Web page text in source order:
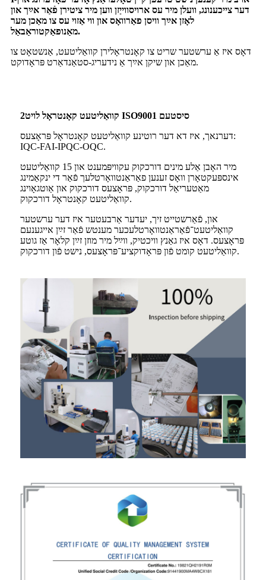
דער צייכענונג, וועלן מיר עס ארויסווייַזן ווען מיר ציטירן פֿאַר אײַך און
לאָזן אײַך וויסן פאַרוואָס און ווי אַזוי עס צו מאַכן מער
מאַנופאַקטוראַבאַל.
דאָס איז אַ ערשטער שריט צו קאָנטראָלירן קוואַליטעט, אַנשטאָט צו
מאַכן און שיקן אײַך אַ נידעריג-סטאַנדאַרט פּראָדוקט.
2
קוואַליטעט קאָנטראָל לויט ISO9001 סיסטעם
דערנאך, איז דא דער רוטינע קוואַליטעט קאָנטראָל פּראָצעס:
IQC-FAI-IPQC-OQC.
מיר האָבן אַלע מינים דורכקוק עקוויפּמענט און 15 קוואַליטעט
אינספּעקטאָרן וואָס זענען פאַראַנטוואָרטלעך פֿאַר די ינקאַמינג
מאַטעריאַל דורכקוק, פּראָצעס דורכקוק און אַוטגאָוינג
קוואַליטעט קאָנטראָל דורכקוק.
און, פֿאַרשטייט זיך, יעדער אַרבעטער איז דער ערשטער
קוואַליטעט־פֿאַראַנטוואָרטלעכער מענטש פֿאַר זײַן אייגענעם
פּראָצעס. דאָס איז גאַנץ וויכטיק, ווײַל מיר מוזן זײַן קלאָר אַז גוטע
קוואַליטעט קומט פֿון פּראָדוקציע־פּראָצעס, נישט פֿון דורכקוק.